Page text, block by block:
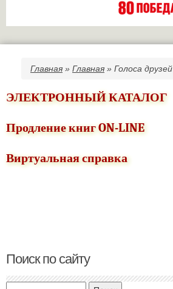
Вы здесь
Главная » Главная » Голоса друзей
ЭЛЕКТРОННЫЙ КАТАЛОГ
Продление книг ON-LINE
Виртуальная справка
Поиск по сайту